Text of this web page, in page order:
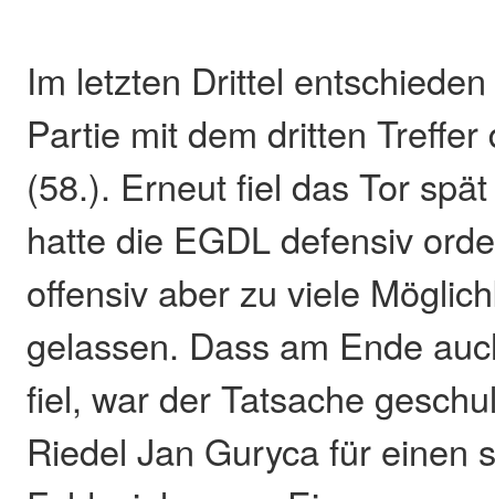
Im letzten Drittel
Partie mit dem dritten
(58.). Erneut fiel das Tor
hatte die EGDL defensiv
offensiv aber zu viele
gelassen. Dass am Ende
fiel, war der Tatsache
Riedel Jan Guryca für einen